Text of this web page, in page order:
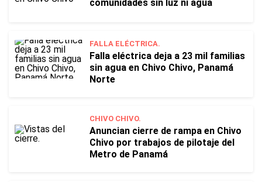
comunidades sin luz ni agua
FALLA ELÉCTRICA.
Falla eléctrica deja a 23 mil familias
sin agua en Chivo Chivo, Panamá
Norte
CHIVO CHIVO.
Anuncian cierre de rampa en Chivo
Chivo por trabajos de pilotaje del
Metro de Panamá